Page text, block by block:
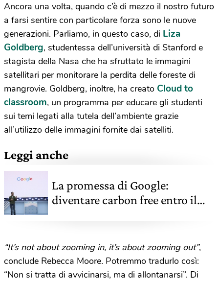
Ancora una volta, quando c’è di mezzo il nostro futuro
a farsi sentire con particolare forza sono le nuove
generazioni. Parliamo, in questo caso, di Liza
Goldberg, studentessa dell’università di Stanford e
stagista della Nasa che ha sfruttato le immagini
satellitari per monitorare la perdita delle foreste di
mangrovie. Goldberg, inoltre, ha creato Cloud to
classroom, un programma per educare gli studenti
sui temi legati alla tutela dell’ambiente grazie
all’utilizzo delle immagini fornite dai satelliti.
Leggi anche
La promessa di Google:
diventare carbon free entro il
“It’s not about zooming in, it’s about zooming out”,
conclude Rebecca Moore. Potremmo tradurlo così:
“Non si tratta di avvicinarsi, ma di allontanarsi”. Di